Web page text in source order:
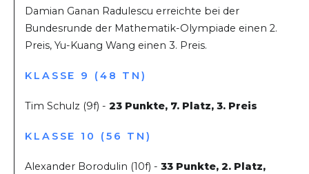
Damian Ganan Radulescu erreichte bei der
Bundesrunde der Mathematik-Olympiade einen 2.
Preis, Yu-Kuang Wang einen 3. Preis.
KLASSE 9 (48 TN)
Tim Schulz (9f) - 23 Punkte, 7. Platz, 3. Preis
KLASSE 10 (56 TN)
Alexander Borodulin (10f) - 33 Punkte, 2. Platz,